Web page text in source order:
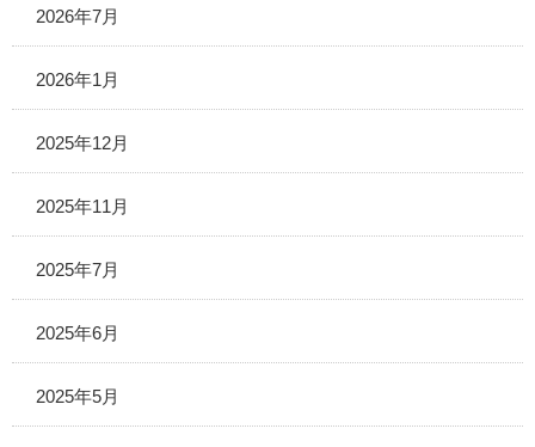
2026年7月
2026年1月
2025年12月
2025年11月
2025年7月
2025年6月
2025年5月